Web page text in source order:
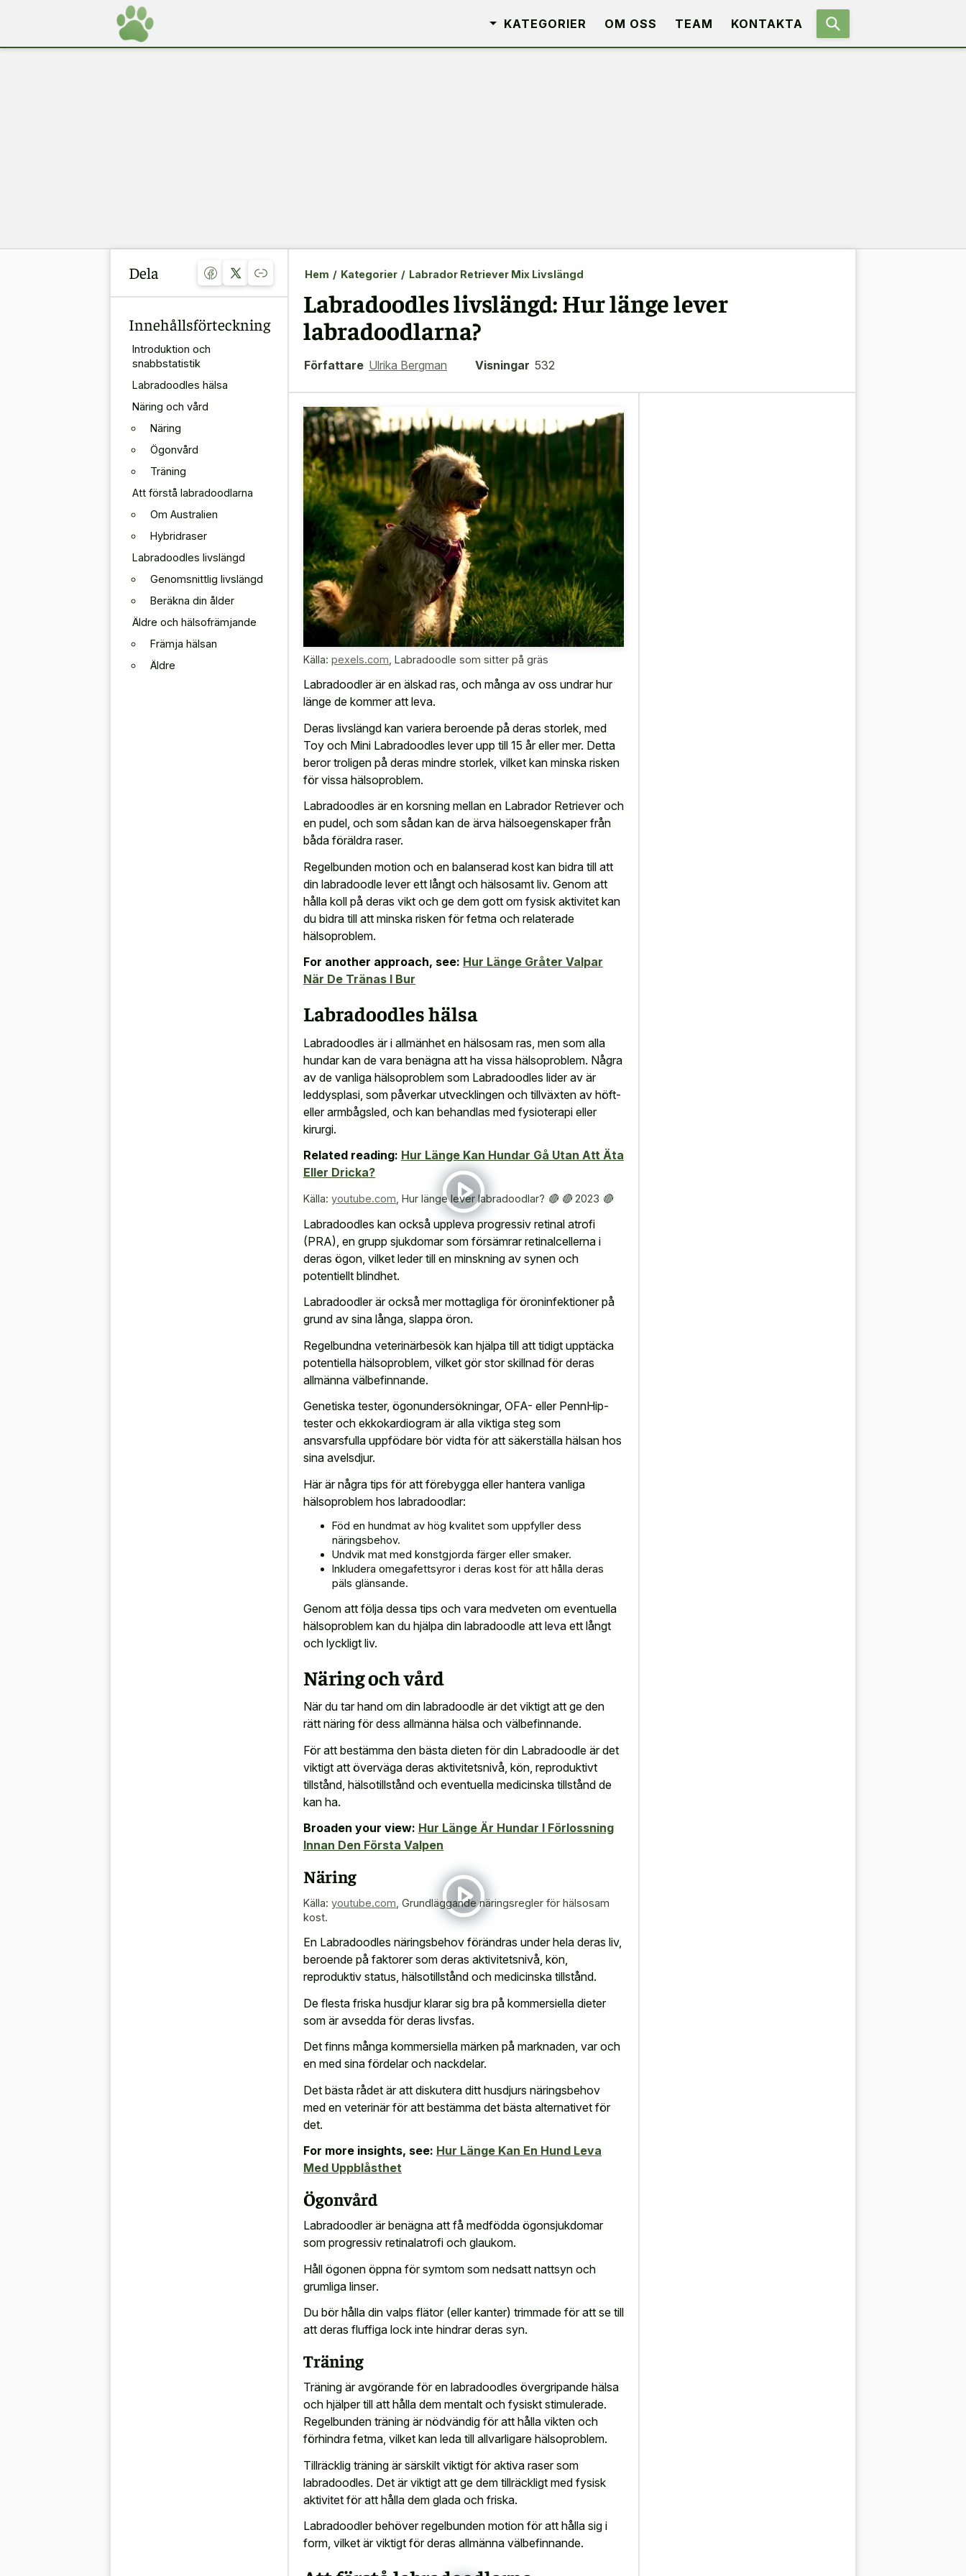
KATEGORIER OM OSS TEAM KONTAKTA
Dela
Innehållsförteckning
Introduktion och
snabbstatistik
Labradoodles hälsa
Näring och vård
Näring
Ögonvård
Träning
Att förstå labradoodlarna
Om Australien
Hybridraser
Labradoodles livslängd
Genomsnittlig livslängd
Beräkna din ålder
Äldre och hälsofrämjande
Främja hälsan
Äldre
Hem / Kategorier / Labrador Retriever Mix Livslängd
Labradoodles livslängd: Hur länge lever
labradoodlarna?
Författare Ulrika Bergman Visningar 532
Källa: pexels.com Labradoodle som sitter på gräs
Labradoodler är en älskad ras, och många av oss undrar hur
länge de kommer att leva.
Deras livslängd kan variera beroende på deras storlek, med
Toy och Mini Labradoodles lever upp till 15 år eller mer. Detta
beror troligen på deras mindre storlek, vilket kan minska risken
för vissa hälsoproblem.
Labradoodles är en korsning mellan en Labrador Retriever och
en pudel, och som sådan kan de ärva hälsoegenskaper från
båda föräldra raser.
Regelbunden motion och en balanserad kost kan bidra till att
din labradoodle lever ett långt och hälsosamt liv. Genom att
hålla koll på deras vikt och ge dem gott om fysisk aktivitet kan
du bidra till att minska risken för fetma och relaterade
hälsoproblem.
For another approach, see: Hur Länge Gråter Valpar
När De Tränas I Bur
Labradoodles hälsa
Labradoodles är i allmänhet en hälsosam ras, men som alla
hundar kan de vara benägna att ha vissa hälsoproblem. Några
av de vanliga hälsoproblem som Labradoodles lider av är
leddysplasi, som påverkar utvecklingen och tillväxten av höft-
eller armbågsled, och kan behandlas med fysioterapi eller
kirurgi.
Related reading: Hur Länge Kan Hundar Gå Utan Att Äta
Eller Dricka?
Källa: youtube.com Hur länge lever labradoodlar? 🔴 🔴 2023 🔴
Labradoodles kan också uppleva progressiv retinal atrofi
(PRA), en grupp sjukdomar som försämrar retinalcellerna i
deras ögon, vilket leder till en minskning av synen och
potentiellt blindhet.
Labradoodler är också mer mottagliga för öroninfektioner på
grund av sina långa, slappa öron.
Regelbundna veterinärbesök kan hjälpa till att tidigt upptäcka
potentiella hälsoproblem, vilket gör stor skillnad för deras
allmänna välbefinnande.
Genetiska tester, ögonundersökningar, OFA- eller PennHip-
tester och ekkokardiogram är alla viktiga steg som
ansvarsfulla uppfödare bör vidta för att säkerställa hälsan hos
sina avelsdjur.
Här är några tips för att förebygga eller hantera vanliga
hälsoproblem hos labradoodlar:
Föd en hundmat av hög kvalitet som uppfyller dess
näringsbehov.
Undvik mat med konstgjorda färger eller smaker.
Inkludera omegafettsyror i deras kost för att hålla deras
päls glänsande.
Genom att följa dessa tips och vara medveten om eventuella
hälsoproblem kan du hjälpa din labradoodle att leva ett långt
och lyckligt liv.
Näring och vård
När du tar hand om din labradoodle är det viktigt att ge den
rätt näring för dess allmänna hälsa och välbefinnande.
För att bestämma den bästa dieten för din Labradoodle är det
viktigt att överväga deras aktivitetsnivå, kön, reproduktivt
tillstånd, hälsotillstånd och eventuella medicinska tillstånd de
kan ha.
Broaden your view: Hur Länge Är Hundar I Förlossning
Innan Den Första Valpen
Näring
Källa: youtube.com Grundläggande näringsregler för hälsosam
kost.
En Labradoodles näringsbehov förändras under hela deras liv,
beroende på faktorer som deras aktivitetsnivå, kön,
reproduktiv status, hälsotillstånd och medicinska tillstånd.
De flesta friska husdjur klarar sig bra på kommersiella dieter
som är avsedda för deras livsfas.
Det finns många kommersiella märken på marknaden, var och
en med sina fördelar och nackdelar.
Det bästa rådet är att diskutera ditt husdjurs näringsbehov
med en veterinär för att bestämma det bästa alternativet för
det.
For more insights, see: Hur Länge Kan En Hund Leva
Med Uppblåsthet
Ögonvård
Labradoodler är benägna att få medfödda ögonsjukdomar
som progressiv retinalatrofi och glaukom.
Håll ögonen öppna för symtom som nedsatt nattsyn och
grumliga linser.
Du bör hålla din valps flätor (eller kanter) trimmade för att se till
att deras fluffiga lock inte hindrar deras syn.
Träning
Träning är avgörande för en labradoodles övergripande hälsa
och hjälper till att hålla dem mentalt och fysiskt stimulerade.
Regelbunden träning är nödvändig för att hålla vikten och
förhindra fetma, vilket kan leda till allvarligare hälsoproblem.
Tillräcklig träning är särskilt viktigt för aktiva raser som
labradoodles. Det är viktigt att ge dem tillräckligt med fysisk
aktivitet för att hålla dem glada och friska.
Labradoodler behöver regelbunden motion för att hålla sig i
form, vilket är viktigt för deras allmänna välbefinnande.